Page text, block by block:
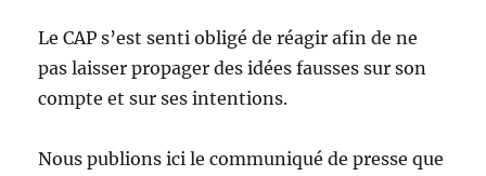
Le CAP s’est senti obligé de réagir afin de ne
pas laisser propager des idées fausses sur son
compte et sur ses intentions.
Nous publions ici le communiqué de presse que